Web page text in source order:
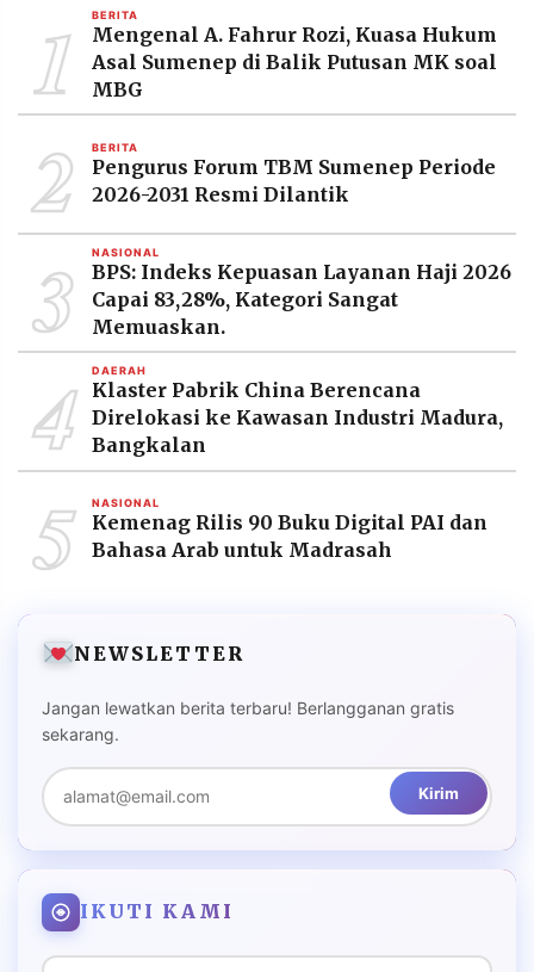
©
Resolusi.co
2026
RESOLUSI
MEDIA
PRAMUDITA
1 BERITA
Mengenal A. Fahrur Rozi, Kuasa Hukum
Asal Sumenep di Balik Putusan MK soal
MBG
2 BERITA
Pengurus Forum TBM Sumenep Periode
2026-2031 Resmi Dilantik
3 NASIONAL
BPS: Indeks Kepuasan Layanan Haji 2026
Capai 83,28%, Kategori Sangat
Memuaskan.
4 DAERAH
Klaster Pabrik China Berencana
Direlokasi ke Kawasan Industri Madura,
Bangkalan
5 NASIONAL
Kemenag Rilis 90 Buku Digital PAI dan
Bahasa Arab untuk Madrasah
NEWSLETTER
Jangan lewatkan berita terbaru! Berlangganan gratis
sekarang.
Kirim
IKUTI KAMI